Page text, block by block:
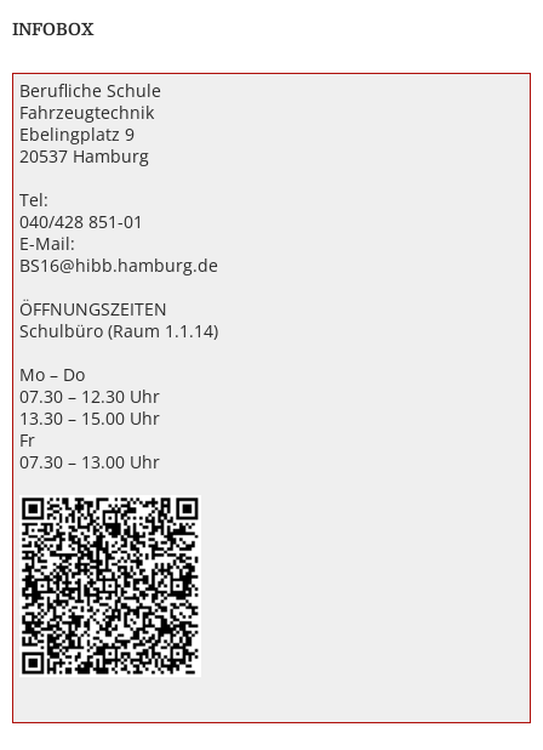
INFOBOX
Berufliche Schule
Fahrzeugtechnik
Ebelingplatz 9
20537 Hamburg
Tel:
040/428 851-01
E-Mail:
BS16@hibb.hamburg.de
ÖFFNUNGSZEITEN
Schulbüro (Raum 1.1.14)
Mo – Do
07.30 – 12.30 Uhr
13.30 – 15.00 Uhr
Fr
07.30 – 13.00 Uhr